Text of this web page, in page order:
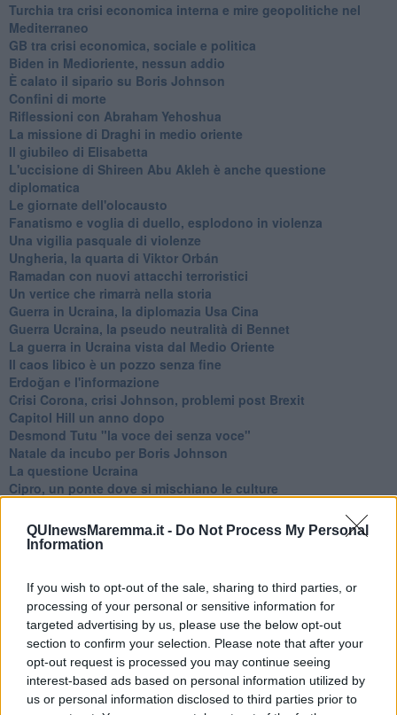
QUInewsMaremma.it - Do Not Process My Personal
Information
If you wish to opt-out of the sale, sharing to third parties, or
processing of your personal or sensitive information for
targeted advertising by us, please use the below opt-out
section to confirm your selection. Please note that after your
opt-out request is processed you may continue seeing
interest-based ads based on personal information utilized by
us or personal information disclosed to third parties prior to
Turchia tra crisi economica interna e mire geopolitiche nel
Mediterraneo
GB tra crisi economica, sociale e politica
Biden in Medioriente, nessun addio
È calato il sipario su Boris Johnson
Confini di morte
Riflessioni con Abraham Yehoshua
La missione di Draghi in medio oriente
Il giubileo di Elisabetta
L'uccisione di Shireen Abu Akleh è anche questione
diplomatica
Le giornate dell'olocausto
Fanatismo e voglia di duello, esplodono in violenza
Una vigilia pasquale di violenze
Ungheria, la quarta di Viktor Orbán
Ramadan con nuovi attacchi terroristici
Un vertice che rimarrà nella storia
Guerra in Ucraina, la diplomazia Usa Cina
Guerra Ucraina, la pseudo neutralità di Bennet
La guerra in Ucraina vista dal Medio Oriente
​Il caos libico è un pozzo senza fine
Erdoğan e l'informazione
Crisi Corona, crisi Johnson, problemi post Brexit
Capitol Hill un anno dopo
Desmond Tutu "la voce dei senza voce"
Natale da incubo per Boris Johnson
La questione Ucraina
Cipro, un ponte dove si mischiano le culture
La questione israelo-palestinese ignorata dal G20
Erdogan continua a sfidare l'Occidente
L'AUKUS e il Quad
Biden, primo presidente USA non in guerra
Papa Bergoglio vedrà Viktor Orbán
Bennet, un giorno in attesa di Biden
Il ritorno dei talebani
​La lenta agonia del Libano
Sudafrica, è allarme alimentare